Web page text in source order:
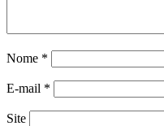
Nome *
E-mail *
Site